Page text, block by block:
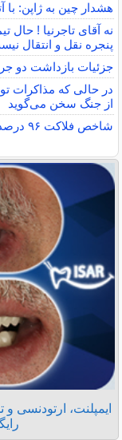
هشدار چین به ژاپن: با
نه آقای تاجرنیا !
پنجره نقل و انتقال
جزئیات بازداشت دو
در حالی که مذاکرات
از جنگ سخن می‌گوید
شاخص فلاکت ۹۶ درصدی «آتش زیر خاکستر» است
ایمپلنت، ارتودنسی